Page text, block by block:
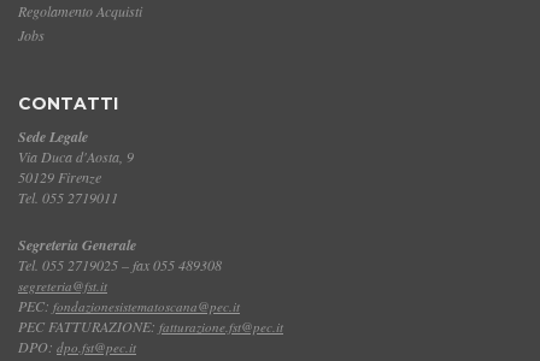
Regolamento Acquisti
Jobs
CONTATTI
Sede Legale
Via Duca d'Aosta, 9
50129 Firenze
Tel. 055 2719011
Segreteria Generale
Tel. 055 2719025 – fax 055 489308
segreteria@fst.it
PEC: fondazionesistematoscana@pec.it
PEC FATTURAZIONE: fatturazione.fst@pec.it
DPO: dpo.fst@pec.it